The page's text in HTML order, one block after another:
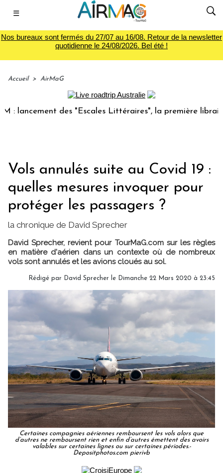
☰
Nos bureaux sont fermés du 27/07 au 16/08. Retour de la newsletter
quotidienne le 24/08/2026. Bel été !
Accueil > AirMaG
des "Escales Littéraires", la première librairie du
Vols annulés suite au Covid 19 :
quelles mesures invoquer pour
protéger les passagers ?
la chronique de David Sprecher
David Sprecher, revient pour TourMaG.com sur les règles
en matière d'aérien dans un contexte où de nombreux
vols sont annulés et les avions cloués au sol.
Rédigé par David Sprecher le Dimanche 22 Mars 2020 à 23:45
Certaines compagnies aériennes remboursent les vols alors que
d’autres ne remboursent rien et enfin d’autres émettent des avoirs
valables sur certaines lignes ou sur certaines périodes.-
Depositphotos.com pierivb